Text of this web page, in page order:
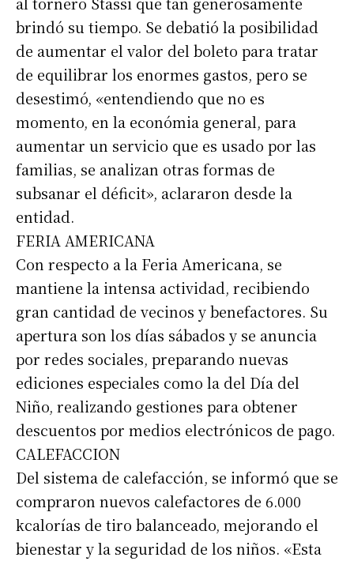
brindó su tiempo. Se debatió la posibilidad
de aumentar el valor del boleto para tratar
de equilibrar los enormes gastos, pero se
desestimó, «entendiendo que no es
momento, en la económia general, para
aumentar un servicio que es usado por las
familias, se analizan otras formas de
subsanar el déficit», aclararon desde la
entidad.
FERIA AMERICANA
Con respecto a la Feria Americana, se
mantiene la intensa actividad, recibiendo
gran cantidad de vecinos y benefactores. Su
apertura son los días sábados y se anuncia
por redes sociales, preparando nuevas
ediciones especiales como la del Día del
Niño, realizando gestiones para obtener
descuentos por medios electrónicos de pago.
CALEFACCION
Del sistema de calefacción, se informó que se
compraron nuevos calefactores de 6.000
kcalorías de tiro balanceado, mejorando el
bienestar y la seguridad de los niños. «Esta